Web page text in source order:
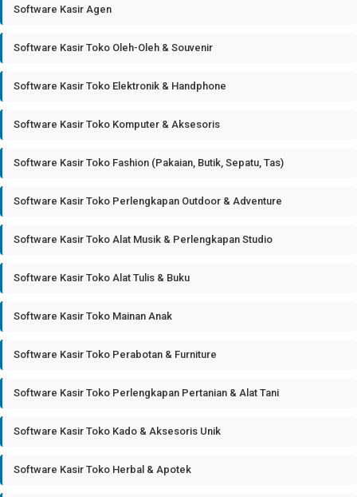
Software Kasir Agen
Software Kasir Toko Oleh-Oleh & Souvenir
Software Kasir Toko Elektronik & Handphone
Software Kasir Toko Komputer & Aksesoris
Software Kasir Toko Fashion (Pakaian, Butik, Sepatu, Tas)
Software Kasir Toko Perlengkapan Outdoor & Adventure
Software Kasir Toko Alat Musik & Perlengkapan Studio
Software Kasir Toko Alat Tulis & Buku
Software Kasir Toko Mainan Anak
Software Kasir Toko Perabotan & Furniture
Software Kasir Toko Perlengkapan Pertanian & Alat Tani
Software Kasir Toko Kado & Aksesoris Unik
Software Kasir Toko Herbal & Apotek